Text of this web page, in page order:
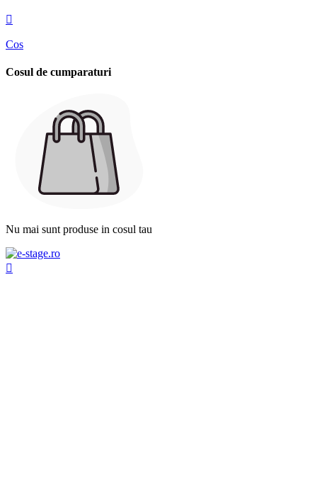

Cos
Cosul de cumparaturi
Nu mai sunt produse in cosul tau
